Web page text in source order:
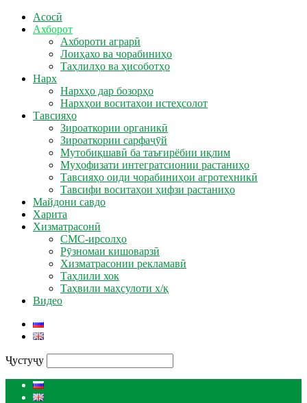
Асосӣ
Ахборот
Ахбороти аграрӣ
Лоиҳахо ва чорабиниҳо
Таҳлилҳо ва ҳисоботҳо
Нарх
Нархҳо дар бозорҳо
Нархҳои воситаҳои истеҳсолот
Тавсияҳо
Зироаткории органикӣ
Зироаткории сарфаҷӯй
Мутобиқшавӣ ба таъғирёбии иқлим
Муҳофизати интегратсионии растаниҳо
Тавсияҳо оиди чорабиниҳои агротехникӣ
Тавсифи воситаҳои ҳифзи растаниҳо
Майдони савдо
Харита
Хизматрасонӣ
СМС-ирсолҳо
Рӯзномаи кишоварзӣ
Хизматрасонии рекламавӣ
Таҳлили хок
Таҳвили маҳсулоти х/қ
Видео
Ҷустуҷу